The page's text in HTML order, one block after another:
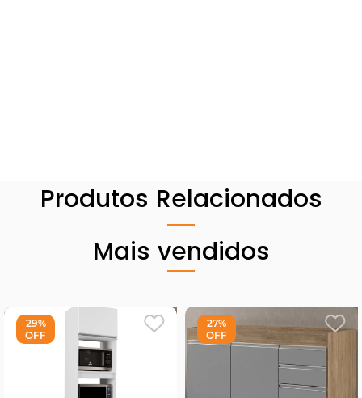
Produtos Relacionados
Mais vendidos
29%
OFF
27%
OFF